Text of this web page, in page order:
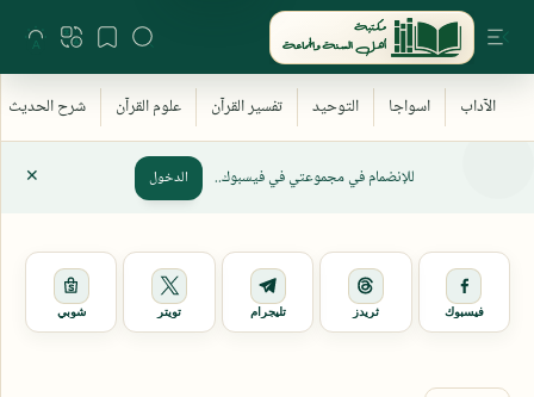
للإنضمام في مجموعتي في فيسبوك.. الدخول
فيسبوك ثريدز تليجرام تويتر شوبي